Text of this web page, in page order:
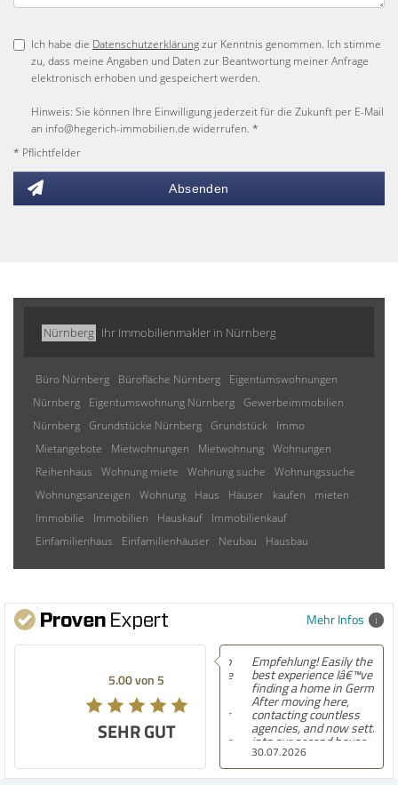
Ich habe die Datenschutzerklärungzur Kenntnis genommen. Ich stimme
zu, dass meine Angaben und Daten zur Beantwortung meiner Anfrage
elektronisch erhoben und gespeichert werden.
Hinweis: Sie können Ihre Einwilligung jederzeit für die Zukunft per E-Mail
an info@hegerich-immobilien.de widerrufen. *
* Pflichtfelder
Absenden
Nürnberg Ihr Immobilienmakler in Nürnberg
Büro Nürnberg Bürofläche Nürnberg
Eigentumswohnungen
Nürnberg
Eigentumswohnung Nürnberg Gewerbeimmobilien
Nürnberg Grundstücke Nürnberg Grundstück
Immo
Mietangebote
Mietwohnungen Mietwohnung Wohnungen
Reihenhaus
Wohnung miete Wohnung suche
Wohnungssuche
Wohnungsanzeigen
Wohnung Haus Häuser kaufen
mieten
Immobilie
Immobilien Hauskauf
Immobilienkauf
Einfamilienhaus
Einfamilienhäuser Neubau Hausbau
Mehr Infos
5.00 von 5
SEHR GUT
30.07.2026
Empfehlung! Easily the
best experience Iâ€™ve had
finding a home in Germany.
After moving here,
contacting countless
agencies, and now settling
into our second house, I
know firsthand how
challenging and
overwhelming the German